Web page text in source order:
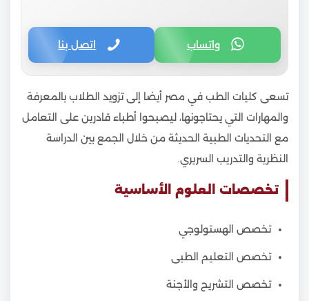
واتساب اتصل بنا
تسعى كليات الطب في مصر أيضا إلى تزويد الطلاب بالمعرفة
والمهارات التي يحتاجونها، ليصبحوا أطباء قادرين على التعامل
مع التحديات الطبية الحديثة من خلال الجمع بين الدراسة
النظرية والتدريب السريري.
تخصصات العلوم الأساسية
تخصص الهستولوجي
تخصص التعليم الطبى
تخصص التشريح والأجنة